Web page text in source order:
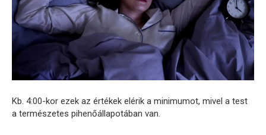
Kb. 4:00-kor ezek az értékek elérik a minimumot, mivel a test
a természetes pihenőállapotában van.